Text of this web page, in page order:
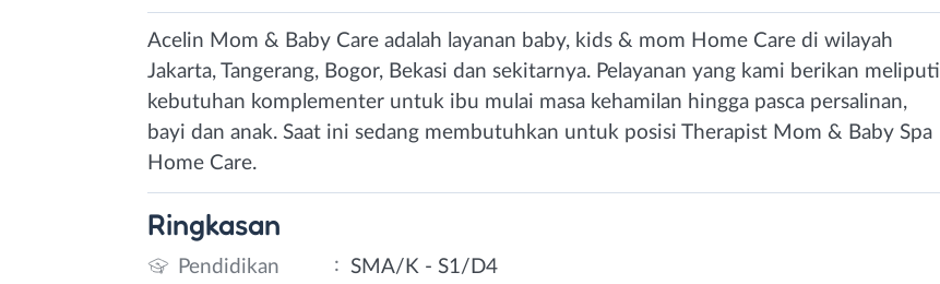
Acelin Mom & Baby Care adalah layanan baby, kids & mom Home Care di wilayah
Jakarta, Tangerang, Bogor, Bekasi dan sekitarnya. Pelayanan yang kami berikan meliputi
kebutuhan komplementer untuk ibu mulai masa kehamilan hingga pasca persalinan,
bayi dan anak. Saat ini sedang membutuhkan untuk posisi Therapist Mom & Baby Spa
Home Care.
Ringkasan
Pendidikan : SMA/K - S1/D4